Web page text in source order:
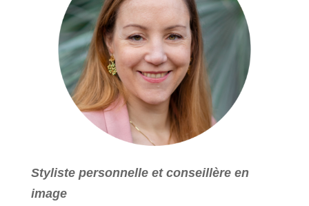
Styliste personnelle et conseillère en
image